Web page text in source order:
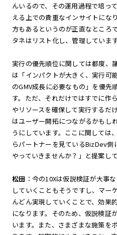
んいるので、その運用過程で培っ
える上での貴重なインサイトにな
方もあるというのが正直なところ
タネはリスト化し、管理しています
実行の優先順位に関しては都度、
は「インパクトが大きく、実行可
のGMV成長に必要なもの」を優先
す。ただ、それだけではすでに作
やリソースを確保して実行するだ
はユーザー開拓につながるかもし
うにしています。ここに関しては
らパートナーを見ているBizDev
やっていきませんか？」と提案して
松田 ：今の10Xは仮説検証が大事
していくこともそうですし、マー
んどん実現していくことで、効果
になります。そのため、仮説検証
います。また、さまざまな施策を